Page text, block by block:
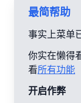
最简帮助
事实上菜单
你实在懒得
看所有功能
开启作弊